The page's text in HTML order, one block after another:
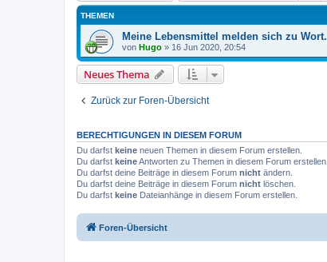
THEMEN
Meine Lebensmittel melden sich zu Wort.
von Hugo » 16 Jun 2020, 20:54
Neues Thema
Zurück zur Foren-Übersicht
BERECHTIGUNGEN IN DIESEM FORUM
Du darfst keine neuen Themen in diesem Forum erstellen.
Du darfst keineAntworten zu Themen in diesem Forum erstellen.
Du darfst deine Beiträge in diesem Forum nicht ändern.
Du darfst deine Beiträge in diesem Forum nicht löschen.
Du darfst keine Dateianhänge in diesem Forum erstellen.
Foren-Übersicht